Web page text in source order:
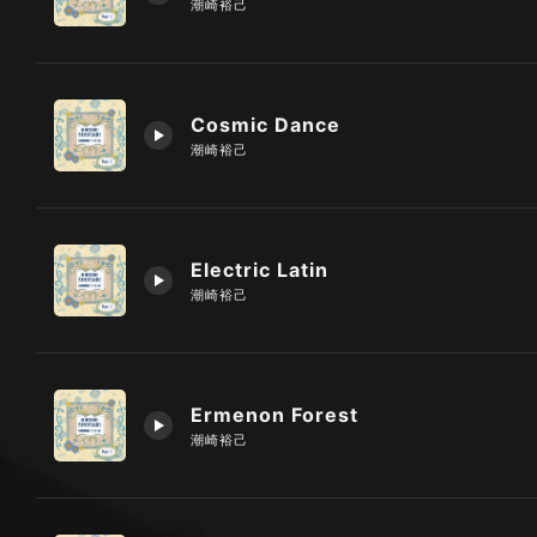
潮崎裕己
Cosmic Dance
潮崎裕己
Electric Latin
潮崎裕己
Ermenon Forest
潮崎裕己